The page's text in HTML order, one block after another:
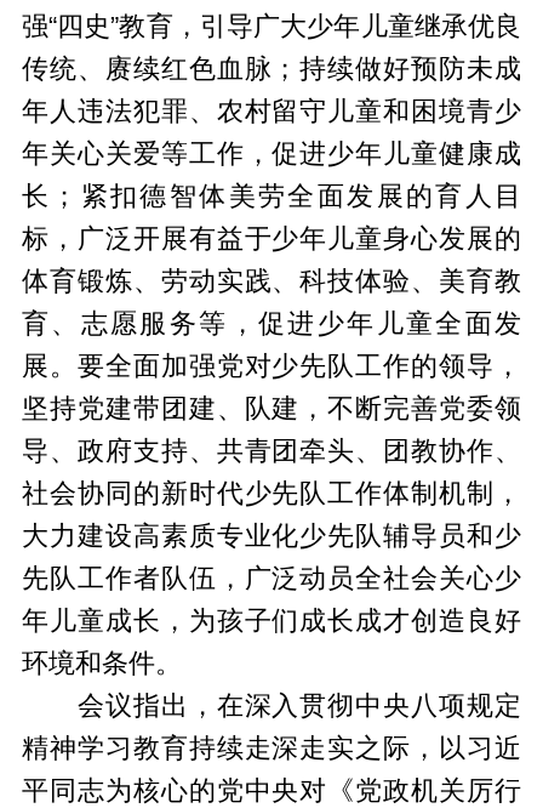
强“四史”教育，引导广大少年儿童继承优良
传统、赓续红色血脉；持续做好预防未成
年人违法犯罪、农村留守儿童和困境青少
年关心关爱等工作，促进少年儿童健康成
长；紧扣德智体美劳全面发展的育人目
标，广泛开展有益于少年儿童身心发展的
体育锻炼、劳动实践、科技体验、美育教
育、志愿服务等，促进少年儿童全面发
展。要全面加强党对少先队工作的领导，
坚持党建带团建、队建，不断完善党委领
导、政府支持、共青团牵头、团教协作、
社会协同的新时代少先队工作体制机制，
大力建设高素质专业化少先队辅导员和少
先队工作者队伍，广泛动员全社会关心少
年儿童成长，为孩子们成长成才创造良好
环境和条件。
会议指出，在深入贯彻中央八项规定
精神学习教育持续走深走实之际，以习近
平同志为核心的党中央对《党政机关厉行